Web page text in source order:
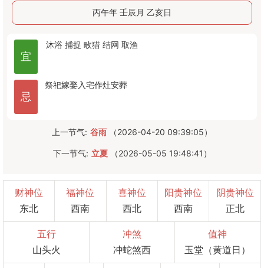
丙午年 壬辰月 乙亥日
宜
沐浴 捕捉 畋猎 结网 取渔
忌
祭祀嫁娶入宅作灶安葬
上一节气: 谷雨 （2026-04-20 09:39:05）
下一节气: 立夏 （2026-05-05 19:48:41）
财神位
东北
福神位
西南
喜神位
西北
阳贵神位
西南
阴贵神位
正北
五行
山头火
冲煞
冲蛇煞西
值神
玉堂（黄道日）